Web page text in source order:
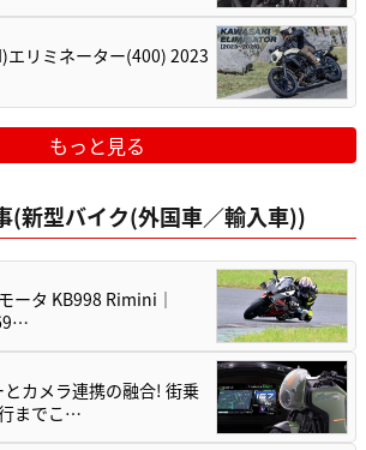
エリミネーター(400) 2023
もっと見る
(新型バイク(外国車／輸入車))
ータ KB998 Rimini｜
カメラ連携の融合! 街乗
までこ…